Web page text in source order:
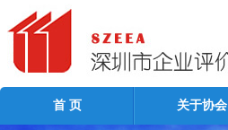
首 页 关于协会